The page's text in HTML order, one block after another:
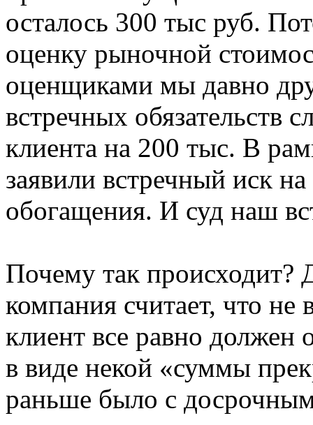
осталось 300 тыс руб.
оценку рыночной
оценщиками мы давно
встречных обязательств
клиента на 200 тыс. В
заявили встречный иск
обогащения. И суд наш
Почему так происходит?
компания считает, что
клиент все равно должен
в виде некой «суммы
раньше было с